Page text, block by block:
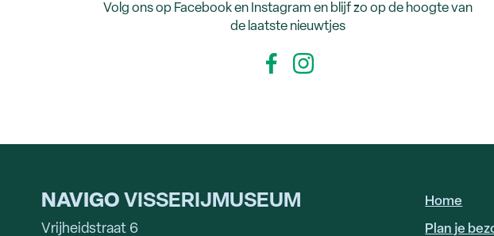
Volg ons op Facebook en Instagram en blijf zo op de hoogte van
de laatste nieuwtjes
NAVIGO VISSERIJMUSEUM
Vrijheidstraat 6
Home
Plan je